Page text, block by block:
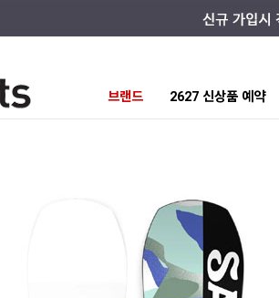
브랜드 2627 신상품 예약